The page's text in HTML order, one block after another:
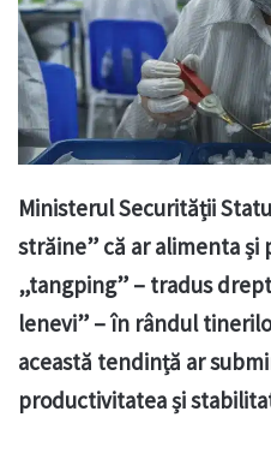
Ministerul Securității
străine” că ar alimenta
„tangping” – tradus
lenevi” – în rândul
această tendință ar
productivitatea și